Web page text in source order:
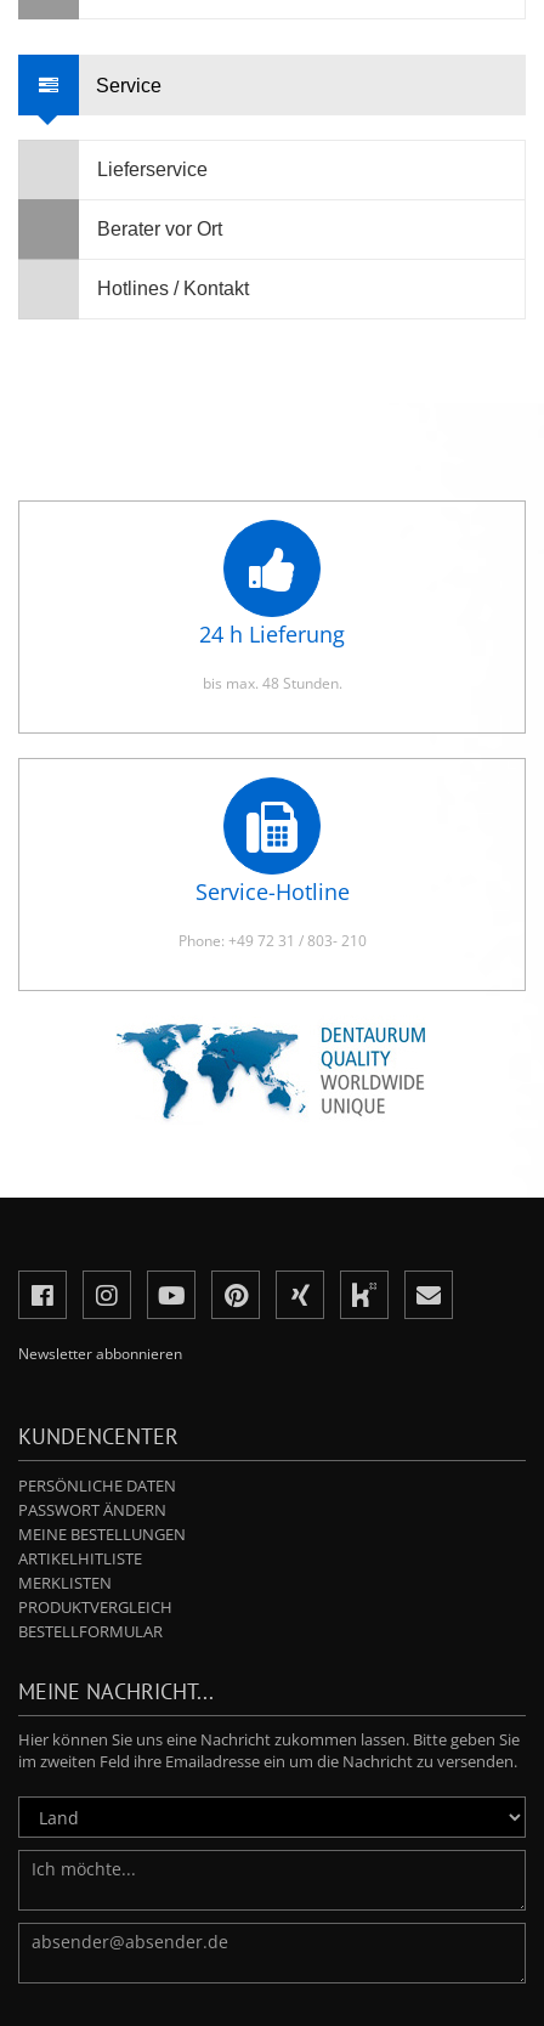
Service
Lieferservice
Berater vor Ort
Hotlines / Kontakt
24 h Lieferung
bis max. 48 Stunden.
Service-Hotline
Phone: +49 72 31 / 803- 210
Newsletter abbonnieren
KUNDENCENTER
PERSÖNLICHE DATEN
PASSWORT ÄNDERN
MEINE BESTELLUNGEN
ARTIKELHITLISTE
MERKLISTEN
PRODUKTVERGLEICH
BESTELLFORMULAR
MEINE NACHRICHT...
Hier können Sie uns eine Nachricht zukommen lassen. Bitte geben Sie
im zweiten Feld ihre Emailadresse ein um die Nachricht zu versenden.